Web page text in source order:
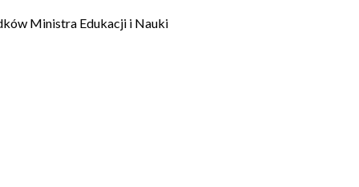
Ministra Edukacji i Nauki